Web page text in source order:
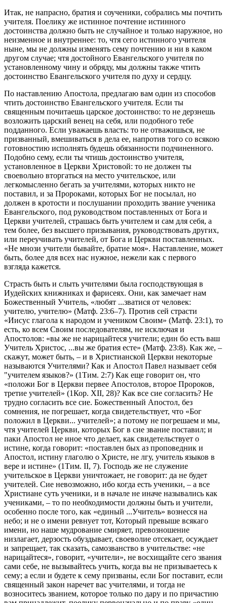
Итак, не напрасно, братия и соученики, собрались мы почтить
учителя. Пoелику же истинное почтение истинного
достоинства должно быть не случайное и только наружное, но
неизменное и внутреннее: то, чтя сего истинного учителя
ныне, мы не должны изменять сему почтению и ни в каком
другом случае; чтя достойного Евангельского учителя по
установленному чину и обряду, мы должны также чтить
достоинство Евангельского учителя по духу и сердцу.
По наставлению Апостола, предлагаю вам один из способов
чтить достоинство Евангельского учителя. Если ты
священным почитаешь царское достоинство: то не дерзнешь
возложить царский венец на себя, или подобного тебе
подданного. Если уважаешь власть: то не отважишься, не
призванный, вмешиваться в дела ее, напротив того со всякою
готовностию исполнять будешь обязанности подчиненного.
Подобно сему, если ты чтишь достоинство учителя,
установленное в Церкви Христовой: то не должен ты
своевольно вторгаться на место учительское, или
легкомысленно бегать за учителями, которых никто не
поставил, и за Пророками, которых Бог не посылал, но
должен в кротости и послушании проходить звание ученика
Евангельского, под руководством поставленных от Бога и
Церкви учителей, страшась быть учителем и сам для себя, а
тем более, без высшего призывания, руководствовать других,
или переучивать учителей, от Бога и Церкви поставленных.
«Не мнози учители бывайте, братие моя». Наставление, может
быть, более для всех нас нужное, нежели как с первого
взгляда кажется.
Страсть быть и слыть учителями была господствующая в
Иудейских книжниках и фарисеях. Они, как замечает нам
Божественный Учитель, «любят ...зватися от человек:
учителю, учителю» (Матф. 23:6–7). Против сей страсти
«Иисус глагола к народом и учеником Своим» (Матф. 23:1), то
есть, ко всем Своим последователям, не исключая и
Апостолов: «вы же не нарицайтеся учители; един бо есть ваш
Учитель Христос, ...вы же братия есте» (Матф. 23:8). Как же, –
скажут, может быть, – и в Христианской Церкви некоторые
называются Учителями? Как и Апостол Павел называет себя
"учителем языков?» (1Тим. 2:7) Как еще говорит он, что
«положи Бог в Церкви первее Апостолов, второе Пророков,
третие учителей» (1Кор. XII, 28)? Как все сие согласить? Не
трудно согласить все сие. Божественный Апостол, без
сомнения, не погрешает, когда свидетельствует, что «Бог
положил в Церкви... учителей»; а потому не погрешаем и мы,
чтя учителей Церкви, которых Бог в сие звание поставил; и
паки Апостол не иное что делает, как свидетельствует о
истине, когда говорит: «поставлен бых аз проповедник и
Апостол, истину глаголю о Христе, не лгу, учитель языков в
вере и истине» (1Тим. II, 7). Господь же не служение
учительское в Церкви уничтожает, не говорит: да не будет
учителей. Сие невозможно, ибо когда есть ученики, – а все
Христиане суть ученики, и в начале не иначе назывались как
учениками, – то по необходимости должны быть и учители,
особенно после того, как «единый ...Учитель» вознесся на
небо; и не о имени ревнует тот, Который превыше всякаго
имени, но наше мудрование смиряет, превозношение
низлагает, дерзость обуздывает, своеволие отсекает, осуждает
и запрещает, так сказать, самозванство в учительстве: «не
нарицайтеся», говорит, «учители», не восхищайте сего звания
сами себе, не вызывайтесь учить, когда вы не призываетесь к
сему; а если и будете к сему призваны, если Бог поставит, если
священный закон наречет вас учителями, и тогда не
возноситесь званием, которое только по дару и по причастию